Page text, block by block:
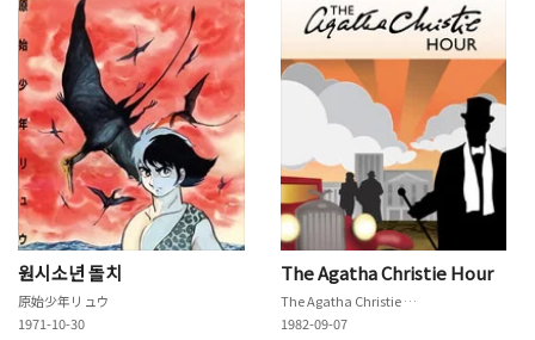
원시소년 돌치
原始少年リュウ
1971-10-30
The Agatha Christie Hour
The Agatha Christie Hour
1982-09-07